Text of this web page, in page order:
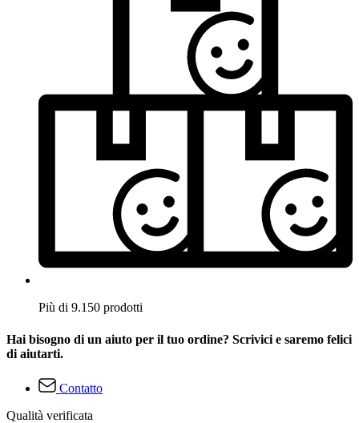
Più di 9.150 prodotti
Hai bisogno di un aiuto per il tuo ordine? Scrivici e saremo felici
di aiutarti.
Contatto
Qualità verificata